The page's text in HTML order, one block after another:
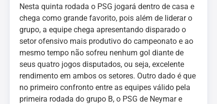
Nesta quinta rodada o PSG jogará dentro de casa e
chega como grande favorito, pois além de liderar o
grupo, a equipe chega apresentando disparado o
setor ofensivo mais produtivo do campeonato e ao
mesmo tempo não sofreu nenhum gol diante de
seus quatro jogos disputados, ou seja, excelente
rendimento em ambos os setores. Outro dado é que
no primeiro confronto entre as equipes válido pela
primeira rodada do grupo B, o PSG de Neymar e